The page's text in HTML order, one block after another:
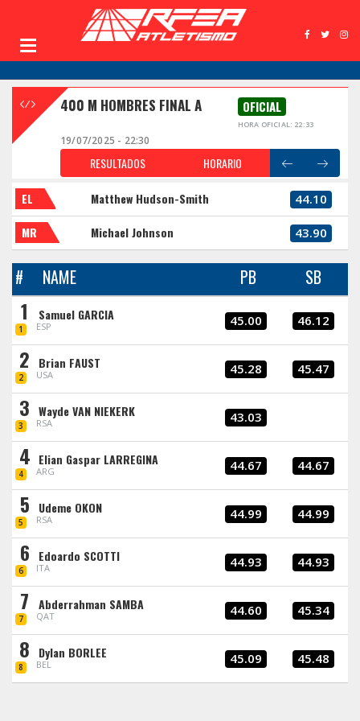
400 M HOMBRES FINAL A OFICIAL
HORA OFICIAL: 22:33
19/07/2025 - 22:30
RESULTADOS HORARIO
EL Matthew Hudson-Smith 44.10
MR Michael Johnson 43.90
# NAME PB SB
1
1
Samuel GARCIA
ESP 45.00 46.12
2
2
Brian FAUST
USA 45.28 45.47
3
3
Wayde VAN NIEKERK
RSA 43.03
4
4
Elian Gaspar LARREGINA
ARG 44.67 44.67
5
5
Udeme OKON
RSA 44.99 44.99
6
6
Edoardo SCOTTI
ITA 44.93 44.93
7
7
Abderrahman SAMBA
QAT 44.60 45.34
8
8
Dylan BORLEE
BEL 45.09 45.48